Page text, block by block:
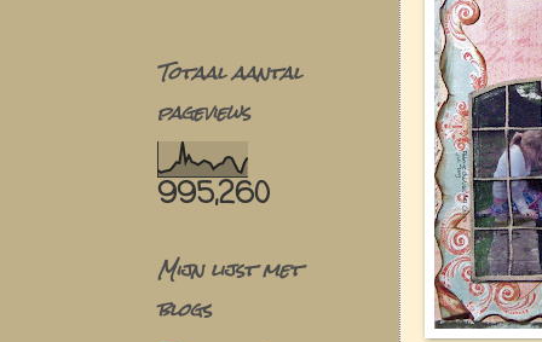
Totaal aantal
pageviews
995,260
Mijn lijst met
blogs